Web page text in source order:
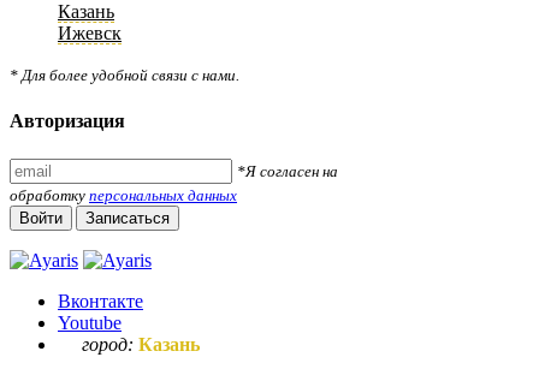
Казань
Ижевск
* Для более удобной связи с нами.
Авторизация
*Я согласен на
обработку персональных данных
Войти
Записаться
Вконтакте
Youtube
город: Казань